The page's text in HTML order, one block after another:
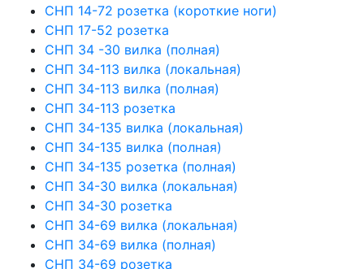
СНП 14-72 розетка (короткие ноги)
СНП 17-52 розетка
СНП 34 -30 вилка (полная)
СНП 34-113 вилка (локальная)
СНП 34-113 вилка (полная)
СНП 34-113 розетка
СНП 34-135 вилка (локальная)
СНП 34-135 вилка (полная)
СНП 34-135 розетка (полная)
СНП 34-30 вилка (локальная)
СНП 34-30 розетка
СНП 34-69 вилка (локальная)
СНП 34-69 вилка (полная)
СНП 34-69 розетка